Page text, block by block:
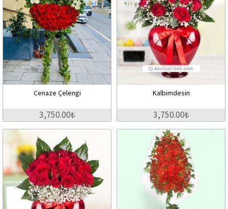
Cenaze Çelengi
3,750.00₺
Kalbimdesin
3,750.00₺